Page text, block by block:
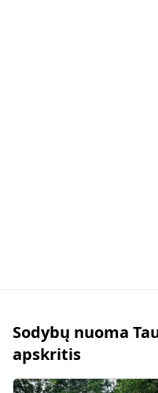
Sodybų nuoma
apskritis